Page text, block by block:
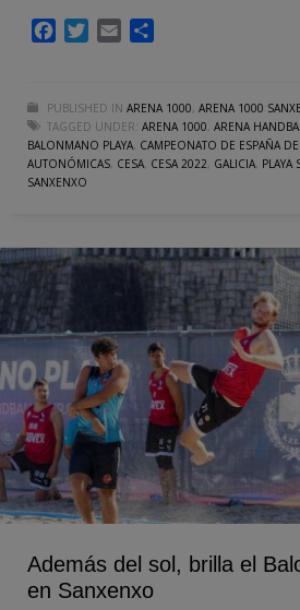
FacebookTwitter
Email
PUBLISHED IN ARENA 1000, ARENA 1000
TAGGED UNDER: ARENA 1000, ARENA
BALONMANO PLAYA, CAMPEONATO DE ESPAÑA
AUTONÓMICAS, CESA, CESA 2022, GALICIA, PLAYA
SANXENXO
Además del sol, brilla el
en Sanxenxo